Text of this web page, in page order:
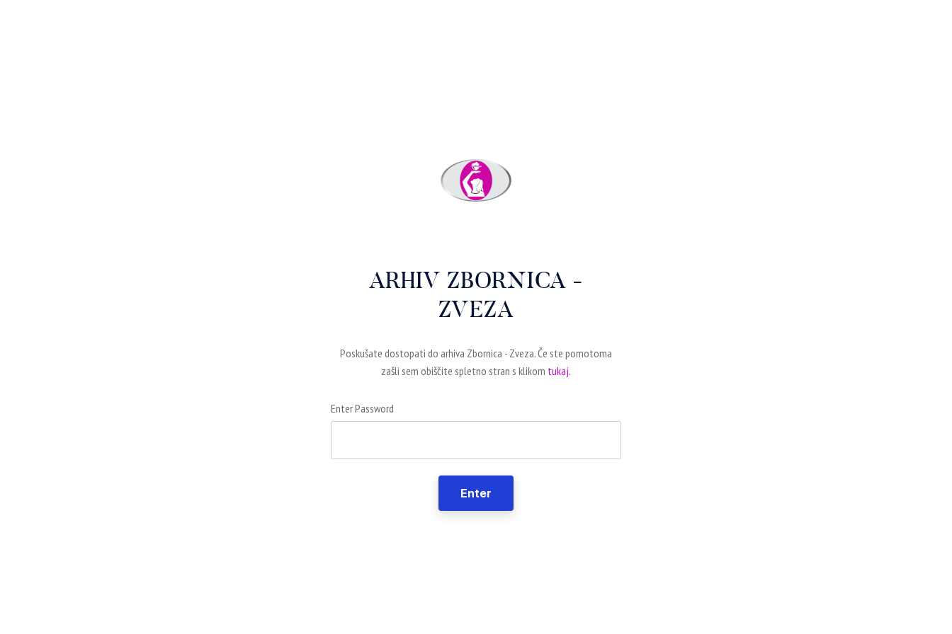
ARHIV ZBORNICA -
ZVEZA
Poskušate dostopati do arhiva Zbornica - Zveza. Če ste pomotoma
zašli sem obiščite spletno stran s klikom tukaj.
Enter Password
Enter